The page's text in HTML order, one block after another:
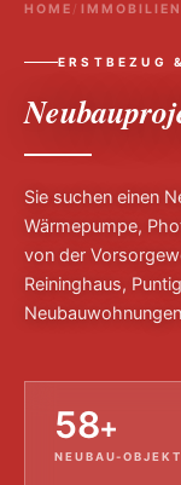
HOME /
ERSTBEZUG
Sie suchen einen
Wärmepumpe,
von der
Reininghaus,
58+
NEUBAU-